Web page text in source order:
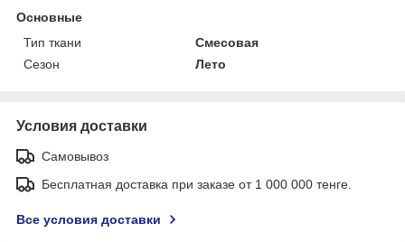
Основные
Тип ткани
Смесовая
Сезон
Лето
Условия доставки
Самовывоз
Бесплатная доставка при заказе от 1 000 000 тенге.
Все условия доставки